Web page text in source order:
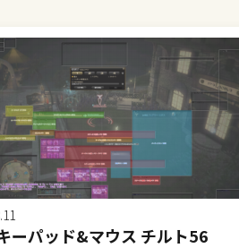
ーパッド&マウス チルト56